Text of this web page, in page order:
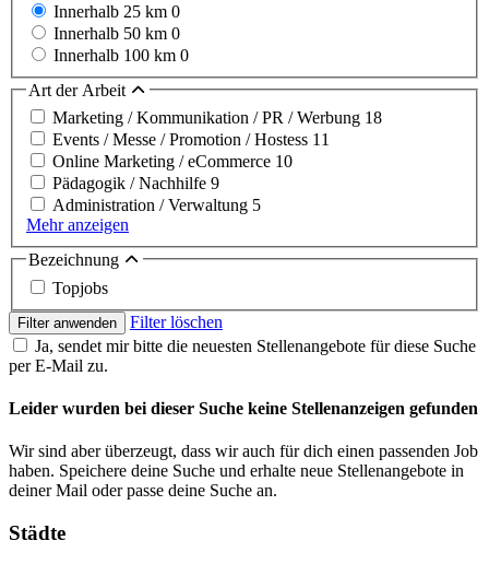
Innerhalb 25 km 0
Innerhalb 50 km 0
Innerhalb 100 km 0
Art der Arbeit
Marketing / Kommunikation / PR / Werbung 18
Events / Messe / Promotion / Hostess 11
Online Marketing / eCommerce 10
Pädagogik / Nachhilfe 9
Administration / Verwaltung 5
Mehr anzeigen
Bezeichnung
Topjobs
Filter anwenden
Filter löschen
Ja, sendet mir bitte die neuesten Stellenangebote für diese Suche
per E-Mail zu.
Leider wurden bei dieser Suche keine Stellenanzeigen gefunden
Wir sind aber überzeugt, dass wir auch für dich einen passenden Job
haben. Speichere deine Suche und erhalte neue Stellenangebote in
deiner Mail oder passe deine Suche an.
Städte